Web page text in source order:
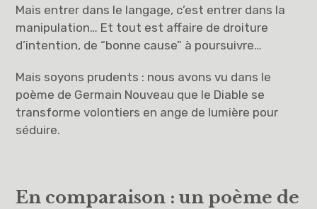
Mais entrer dans le langage, c’est entrer dans la
manipulation… Et tout est affaire de droiture
d’intention, de “bonne cause” à poursuivre…
Mais soyons prudents : nous avons vu dans le
poème de Germain Nouveau que le Diable se
transforme volontiers en ange de lumière pour
séduire.
En comparaison : un poème de